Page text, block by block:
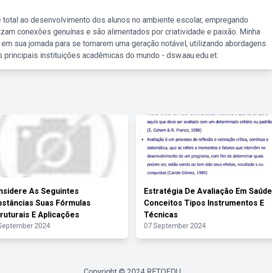
total ao desenvolvimento dos alunos no ambiente escolar, empregando
conexões genuínas e são alimentados por criatividade e paixão. Minha
sua jornada para se tornarem uma geração notável, utilizando abordagens
instituições acadêmicas do mundo - dsw.aau.edu.et.
As Seguintes
Suas Fórmulas
E Aplicações
2024
Estratégia De Avaliação Em Saúde
Conceitos Tipos Instrumentos E
Técnicas
07 September 2024